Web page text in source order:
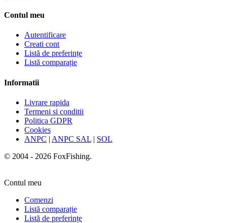
Contul meu
Autentificare
Creati cont
Listă de preferințe
Listă comparație
Informatii
Livrare rapida
Termeni si conditii
Politica GDPR
Cookies
ANPC | ANPC SAL | SOL
© 2004 - 2026 FoxFishing.
Contul meu
Comenzi
Listă comparație
Listă de preferințe